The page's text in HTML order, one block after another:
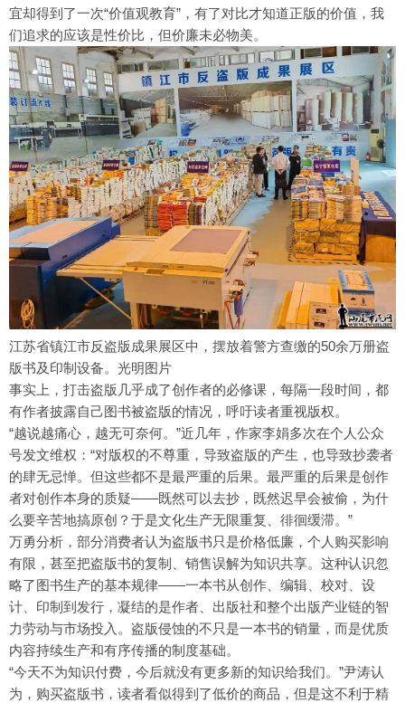
宜却得到了一次“价值观教育”，有了对比才知道正版的价值，我
们追求的应该是性价比，但价廉未必物美。
江苏省镇江市反盗版成果展区中，摆放着警方查缴的50余万册盗
版书及印制设备。光明图片
事实上，打击盗版几乎成了创作者的必修课，每隔一段时间，都
有作者披露自己图书被盗版的情况，呼吁读者重视版权。
“越说越痛心，越无可奈何。”近几年，作家李娟多次在个人公众
号发文维权：“对版权的不尊重，导致盗版的产生，也导致抄袭者
的肆无忌惮。但这些都不是最严重的后果。最严重的后果是创作
者对创作本身的质疑——既然可以去抄，既然迟早会被偷，为什
么要辛苦地搞原创？于是文化生产无限重复、徘徊缓滞。”
万勇分析，部分消费者认为盗版书只是价格低廉，个人购买影响
有限，甚至把盗版书的复制、销售误解为知识共享。这种认识忽
略了图书生产的基本规律——一本书从创作、编辑、校对、设
计、印制到发行，凝结的是作者、出版社和整个出版产业链的智
力劳动与市场投入。盗版侵蚀的不只是一本书的销量，而是优质
内容持续生产和有序传播的制度基础。
“今天不为知识付费，今后就没有更多新的知识给我们。”尹涛认
为，购买盗版书，读者看似得到了低价的商品，但是这不利于精